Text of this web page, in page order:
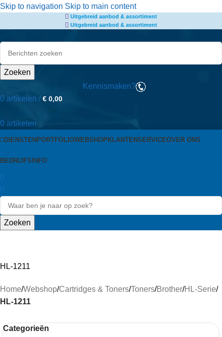
de
Skip to navigation Skip to main content
Uitgebreid aanbod & assortiment
Uitgebreid aanbod & assortiment
Zoeken
Kennismaken?
0 artikelen / € 0,00
0 artikelen
DIENSTEN PORTFOLIOWEBSHOP KLANTENSERVICEOVER ONS
BEDRIJFSINFO
Zoeken
HL-1211
Home/Webshop/Cartridges & Toners/Toners/Brother/HL-Serie/
HL-1211
Categorieën